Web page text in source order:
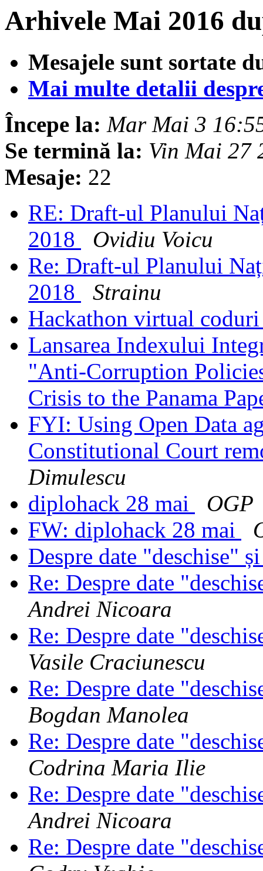
Arhivele Mai 2016
Mesajele sunt sortate
Mai multe detalii
Începe la: Mar Mai 3
Se termină la: Vin Mai 27
Mesaje: 22
RE: Draft-ul Planului
2018
Ovidiu Voicu
Re: Draft-ul Planului
2018
Strainu
Hackathon virtual
Lansarea Indexului
"Anti-Corruption
Crisis to the Panama
FYI: Using Open Data
Constitutional Court
Dimulescu
diplohack 28 mai
OGP
FW: diplohack 28 mai
Despre date "deschise"
Re: Despre date
Andrei Nicoara
Re: Despre date
Vasile Craciunescu
Re: Despre date
Bogdan Manolea
Re: Despre date
Codrina Maria Ilie
Re: Despre date
Andrei Nicoara
Re: Despre date